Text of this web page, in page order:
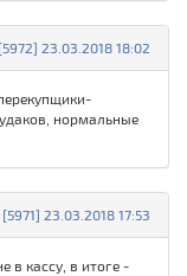
[5972] 23.03.2018 18:02
нормальные
[5971] 23.03.2018 17:53
в кассу, в итоге -